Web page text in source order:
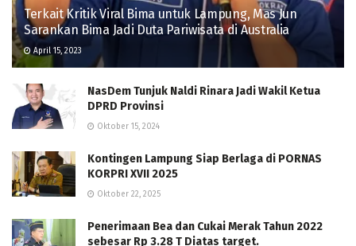
Terkait Kritik Viral Bima untuk Lampung, Mas Jun
Sarankan Bima Jadi Duta Pariwisata di Australia
April 15, 2023
NasDem Tunjuk Naldi Rinara Jadi Wakil Ketua
DPRD Provinsi
Oktober 15, 2024
Kontingen Lampung Siap Berlaga di PORNAS
KORPRI XVII 2025
Oktober 22, 2025
Penerimaan Bea dan Cukai Merak Tahun 2022
sebesar Rp 3.28 T Diatas target.